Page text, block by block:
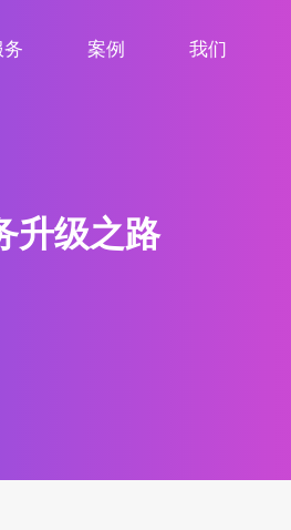
务
案例
我们
升级之路